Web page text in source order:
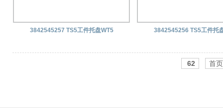
3842545257 TS5工件托盘WT5 3842545256 TS5工件托
62 首页